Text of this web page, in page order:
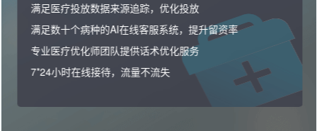
放数据来源追踪，优化投放
病种的AI在线客服系统，提升留资率
化师团队提供话术优化服务
线接待，流量不流失
线索分
多种私